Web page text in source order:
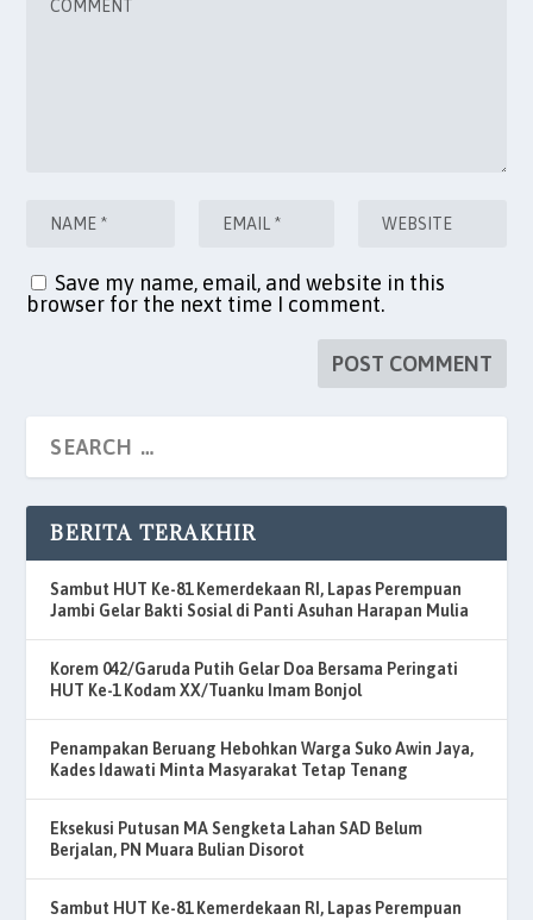
Save my name, email, and website in this
browser for the next time I comment.
BERITA TERAKHIR
Sambut HUT Ke-81 Kemerdekaan RI, Lapas Perempuan
Jambi Gelar Bakti Sosial di Panti Asuhan Harapan Mulia
Korem 042/Garuda Putih Gelar Doa Bersama Peringati
HUT Ke-1 Kodam XX/Tuanku Imam Bonjol
Penampakan Beruang Hebohkan Warga Suko Awin Jaya,
Kades Idawati Minta Masyarakat Tetap Tenang
Eksekusi Putusan MA Sengketa Lahan SAD Belum
Berjalan, PN Muara Bulian Disorot
Sambut HUT Ke-81 Kemerdekaan RI, Lapas Perempuan